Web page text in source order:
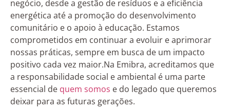
negócio, desde a gestão de resíduos e a eficiência
energética até a promoção do desenvolvimento
comunitário e o apoio à educação. Estamos
comprometidos em continuar a evoluir e aprimorar
nossas práticas, sempre em busca de um impacto
positivo cada vez maior.Na Emibra, acreditamos que
a responsabilidade social e ambiental é uma parte
essencial de quem somos e do legado que queremos
deixar para as futuras gerações.